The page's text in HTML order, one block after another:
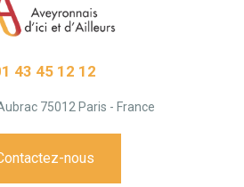
43 45 12 12
75012 Paris - France
nous